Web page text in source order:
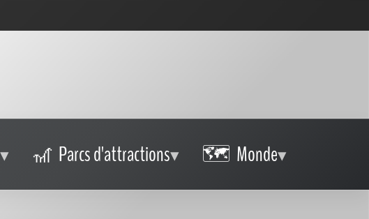
Parcs d'attractions Monde